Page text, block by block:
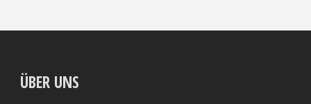
ÜBER UNS